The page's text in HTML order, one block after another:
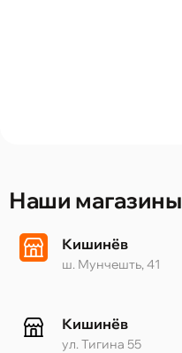
Наши магазины
Кишинёв
ш. Мунчешть, 41
Кишинёв
ул. Тигина 55